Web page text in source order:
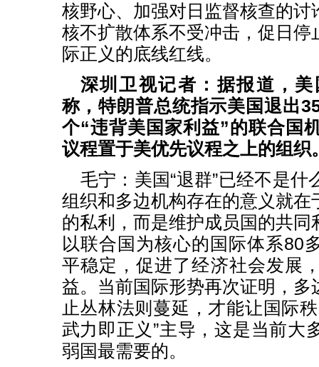
核野心、加强对日监督核查的讨
核不扩散体系不受冲击，促日停
际正义的底线红线。
深圳卫视记者：据报道，
称，特朗普总统指示美国退出
个“违背美国家利益”的联合国
议程置于美优先议程之上的组织
毛宁：美国“退群”已经不是
组织和多边机构存在的意义就在
的私利，而是维护成员国的共同
以联合国为核心的国际体系80
平稳定，促进了经济社会发展
益。当前国际形势再次证明，多
止丛林法则蔓延，才能让国际
武力即正义”主导，这是当前大
弱国最需要的。